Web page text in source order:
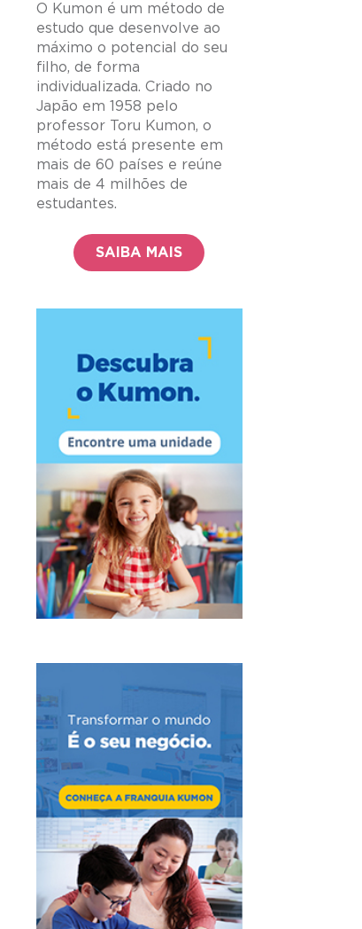
O Kumon é um método de
estudo que desenvolve ao
máximo o potencial do seu
filho, de forma
individualizada. Criado no
Japão em 1958 pelo
professor Toru Kumon, o
método está presente em
mais de 60 países e reúne
mais de 4 milhões de
estudantes.
SAIBA MAIS